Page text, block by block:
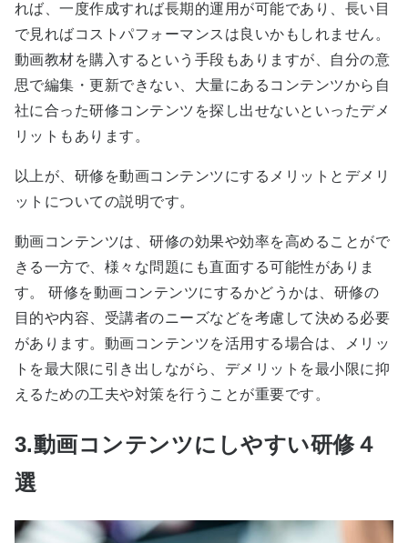
れば、一度作成すれば長期的運用が可能であり、長い目
で見ればコストパフォーマンスは良いかもしれません。
動画教材を購入するという手段もありますが、自分の意
思で編集・更新できない、大量にあるコンテンツから自
社に合った研修コンテンツを探し出せないといったデメ
リットもあります。
以上が、研修を動画コンテンツにするメリットとデメリ
ットについての説明です。
動画コンテンツは、研修の効果や効率を高めることがで
きる一方で、様々な問題にも直面する可能性がありま
す。 研修を動画コンテンツにするかどうかは、研修の
目的や内容、受講者のニーズなどを考慮して決める必要
があります。動画コンテンツを活用する場合は、メリッ
トを最大限に引き出しながら、デメリットを最小限に抑
えるための工夫や対策を行うことが重要です。
3.動画コンテンツにしやすい研修４
選